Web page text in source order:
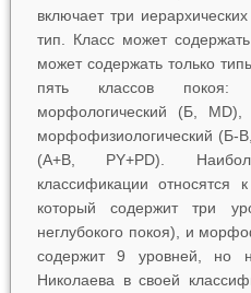
включает три
тип. Класс может
может содержать только
пять классов
морфологический (Б, MD),
морфофизиологический (Б-
(А+В, PY+PD).
классификации относятся
который содержит три
неглубокого покоя), и
содержит 9 уровней, но
Николаева в своей